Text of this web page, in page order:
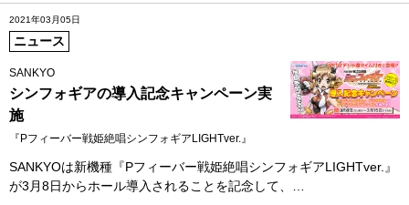
2021年03月05日
ニュース
SANKYO
シンフォギアの導入記念キャンペーン実
施
『Pフィーバー戦姫絶唱シンフォギアLIGHTver.』
SANKYOは新機種『Pフィーバー戦姫絶唱シンフォギアLIGHTver.』
が3月8日からホール導入されることを記念して、…